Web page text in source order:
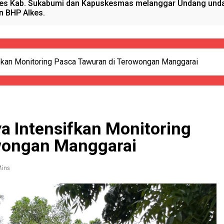
Kab. Sukabumi dan Kapuskesmas melanggar Undang
BHP Alkes.
Timur Menyalurkan Bantuan Beras Bapang (Bantuan
Satgas Yonif 310/KK Peduli Generasi Emas Papua
Hydrogen RAHO Club dan IMI, Dobrak Dunia Kesehatan
Pijat, Polres Sumenep Amankan Warga Pragaan Pelaku
Pejabat Terlibat pengadaan Antropometri Tahun 2023 Di
Kreatif Di Momen MPLS, Satgas Yonif 310/KK Berikan
PORSADIN KE 7, SEKDA ADE SEBUT PENYELENGGARAAN
Pemasok BHP Alkes ke Puskesmas-Puskesmas se-
Monitoring Pasca Tawuran di Terowongan Manggarai
Intensifkan Monitoring
Manggarai